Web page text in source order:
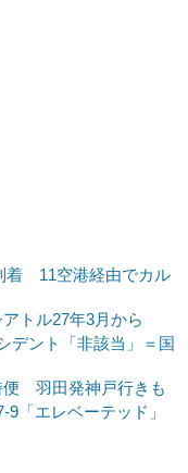
着 11空港経由でカル
トル27年3月から
デント「非該当」＝国
便 羽田発神戸行きも
「エレベーテッド」